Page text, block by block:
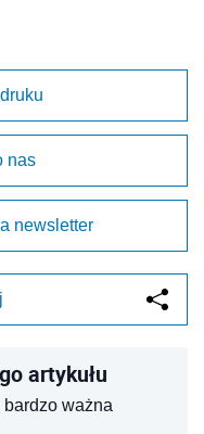
nas
newsletter
artykułu
ważna